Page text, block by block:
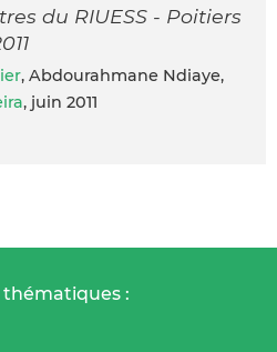
du RIUESS - Poitiers
, Abdourahmane Ndiaye,
, juin 2011
thématiques :